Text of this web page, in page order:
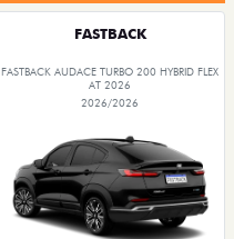
FASTBACK
FASTBACK AUDACE TURBO 200 HYBRID FLEX
AT 2026
2026/2026